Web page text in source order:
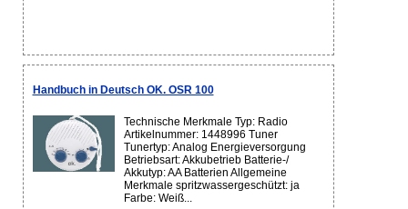
Handbuch in Deutsch OK. OSR 100
Technische Merkmale Typ: Radio
Artikelnummer: 1448996 Tuner
Tunertyp: Analog Energieversorgung
Betriebsart: Akkubetrieb Batterie-/
Akkutyp: AA Batterien Allgemeine
Merkmale spritzwassergeschützt: ja
Farbe: Weiß...